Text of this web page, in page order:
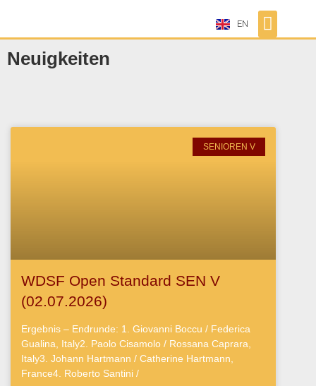
EN
Neuigkeiten
SENIOREN V
WDSF Open Standard SEN V
(02.07.2026)
Ergebnis – Endrunde: 1. Giovanni Boccu / Federica
Gualina, Italy2. Paolo Cisamolo / Rossana Caprara,
Italy3. Johann Hartmann / Catherine Hartmann,
France4. Roberto Santini /